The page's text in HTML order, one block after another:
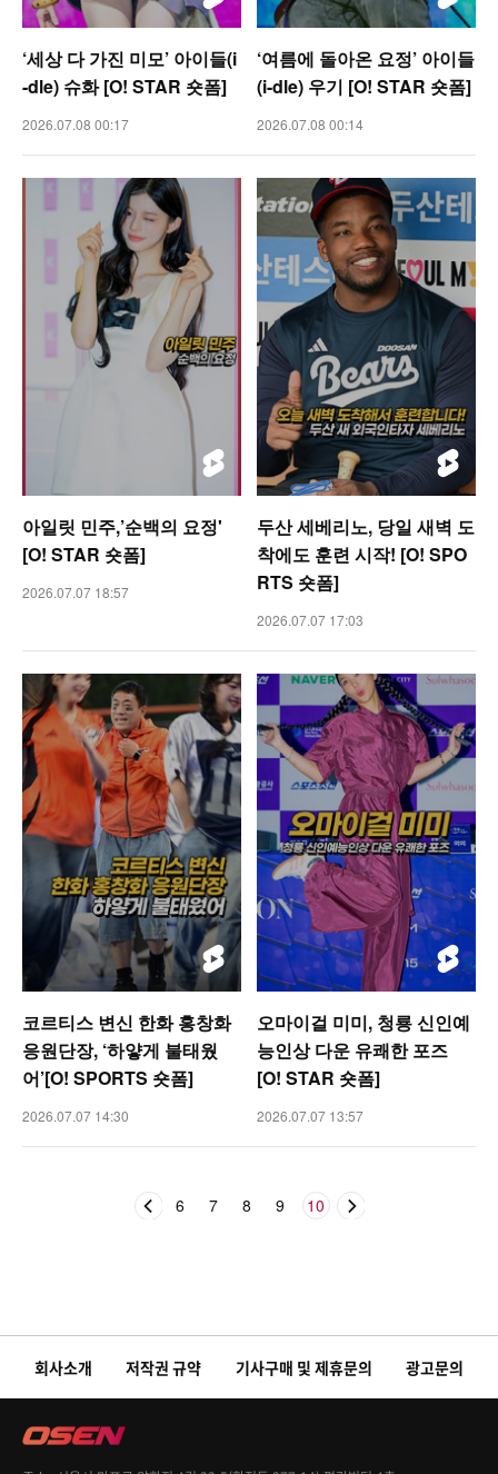
‘세상 다 가진 미모’ 아이들(i
-dle) 슈화 [O! STAR 숏폼]
2026.07.08 00:17
‘여름에 돌아온 요정’ 아이들
(i-dle) 우기 [O! STAR 숏폼]
2026.07.08 00:14
아일릿 민주,’순백의 요정'
[O! STAR 숏폼]
2026.07.07 18:57
두산 세베리노, 당일 새벽 도
착에도 훈련 시작! [O! SPO
RTS 숏폼]
2026.07.07 17:03
코르티스 변신 한화 홍창화
응원단장, ‘하얗게 불태웠
어’[O! SPORTS 숏폼]
2026.07.07 14:30
오마이걸 미미, 청룡 신인예
능인상 다운 유쾌한 포즈
[O! STAR 숏폼]
2026.07.07 13:57
6 7 8 9 10
회사소개 저작권 규약 기사구매 및 제휴문의 광고문의